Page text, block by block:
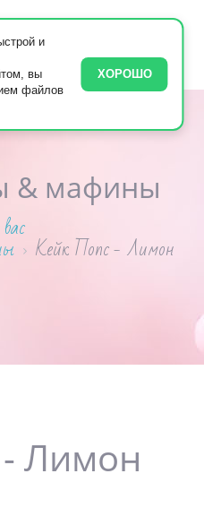
& мафины
Кейк Попс - Лимон
Лимон
и
вы
файлов
ХОРОШО